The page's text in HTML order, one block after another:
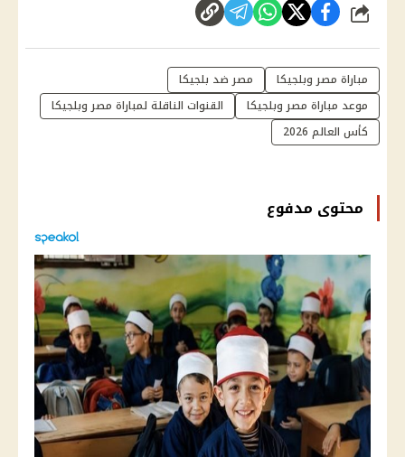
شارك
مباراة مصر وبلجيكا
مصر ضد بلجيكا
موعد مباراة مصر وبلجيكا
القنوات الناقلة لمباراة مصر وبلجيكا
كأس العالم 2026
محتوى مدفوع